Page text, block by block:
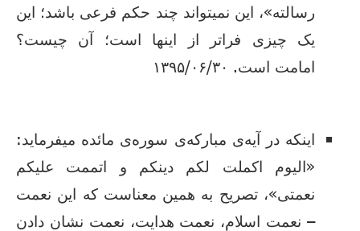
رسالته»، این نمیتواند چند حکم فرعی باشد؛ این
یک چیزی فراتر از اینها است؛ آن چیست؟
امامت است. ۱۳۹۵/۰۶/۳۰
اینکه در آیه‌ی مبارکه‌ی سوره‌ی مائده میفرماید:
«الیوم اکملت لکم دینکم و اتممت علیکم
نعمتی»، تصریح به همین معناست که این نعمت
– نعمت اسلام، نعمت هدایت، نعمت نشان دادن